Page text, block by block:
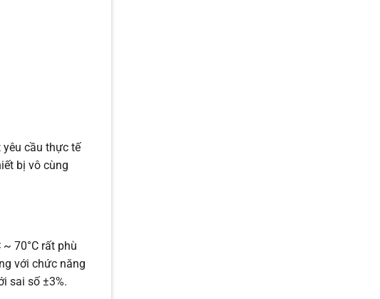
cầu thực tế
bị vô cùng
70°C rất phù
với chức năng
sai số ±3%.